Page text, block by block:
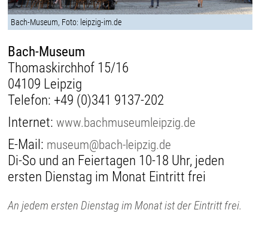
Bach-Museum, Foto: leipzig-im.de
Bach-Museum
Thomaskirchhof 15/16
04109 Leipzig
Telefon: +49 (0)341 9137-202
Internet:www.bachmuseumleipzig.de
E-Mail: museum@bach-leipzig.de
Di-So und an Feiertagen 10-18 Uhr, jeden
ersten Dienstag im Monat Eintritt frei
An jedem ersten Dienstag im Monat ist der Eintritt frei.